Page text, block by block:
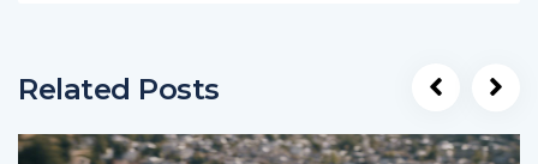
Related Posts